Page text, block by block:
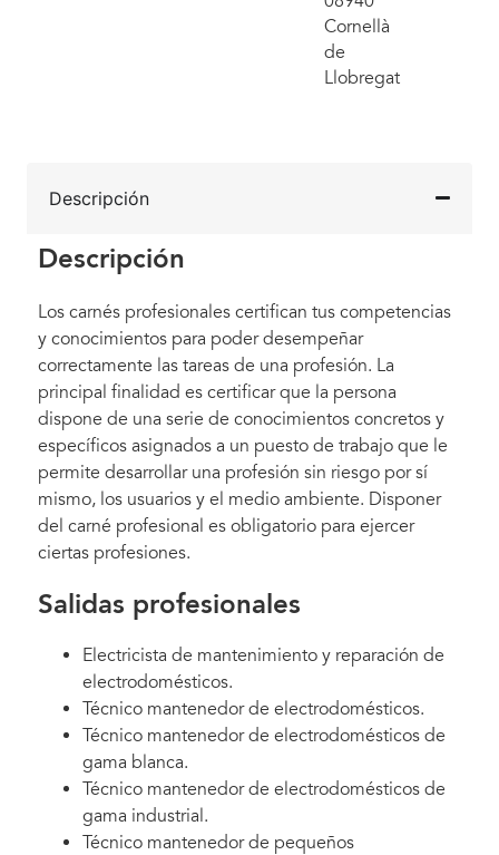
Cornellà
de
Llobregat
Descripción
Descripción
Los carnés profesionales certifican tus competencias
y conocimientos para poder desempeñar
correctamente las tareas de una profesión. La
principal finalidad es certificar que la persona
dispone de una serie de conocimientos concretos y
específicos asignados a un puesto de trabajo que le
permite desarrollar una profesión sin riesgo por sí
mismo, los usuarios y el medio ambiente. Disponer
del carné profesional es obligatorio para ejercer
ciertas profesiones.
Salidas profesionales
Electricista de mantenimiento y reparación de
electrodomésticos.
Técnico mantenedor de electrodomésticos.
Técnico mantenedor de electrodomésticos de
gama blanca.
Técnico mantenedor de electrodomésticos de
gama industrial.
Técnico mantenedor de pequeños